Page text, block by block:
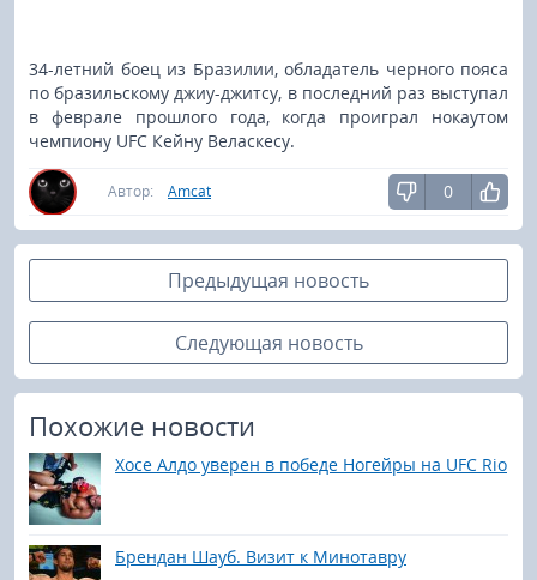
34-летний боец из Бразилии, обладатель черного пояса
по бразильскому джиу-джитсу, в последний раз выступал
в феврале прошлого года, когда проиграл нокаутом
чемпиону UFC Кейну Веласкесу.
Автор: Amcat 0
Предыдущая новость
Следующая новость
Похожие новости
Хосе Алдо уверен в победе Ногейры на UFC Rio
Брендан Шауб. Визит к Минотавру